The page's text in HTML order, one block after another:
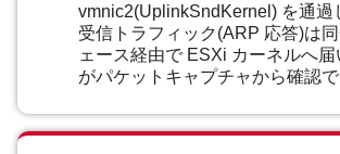
vmnic2(UplinkSndKernel) を通過
受信トラフィック(ARP 応答)は
ェース経由で ESXi カーネルへ
がパケットキャプチャから確認